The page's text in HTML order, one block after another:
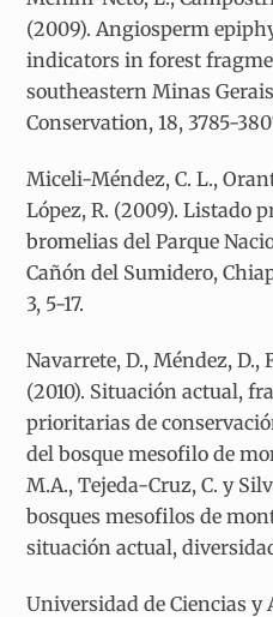
(2009). Angiosperm
indicators in forest
southeastern Minas
Conservation, 18, 3785-
Miceli-Méndez, C. L.,
López, R. (2009). Listado
bromelias del Parque
Cañón del Sumidero,
3, 5-17.
Navarrete, D., Méndez, D.,
(2010). Situación actual,
prioritarias de
del bosque mesofilo de
M.A., Tejeda-Cruz, C. y
bosques mesofilos de
situación actual,
Universidad de Ciencias y